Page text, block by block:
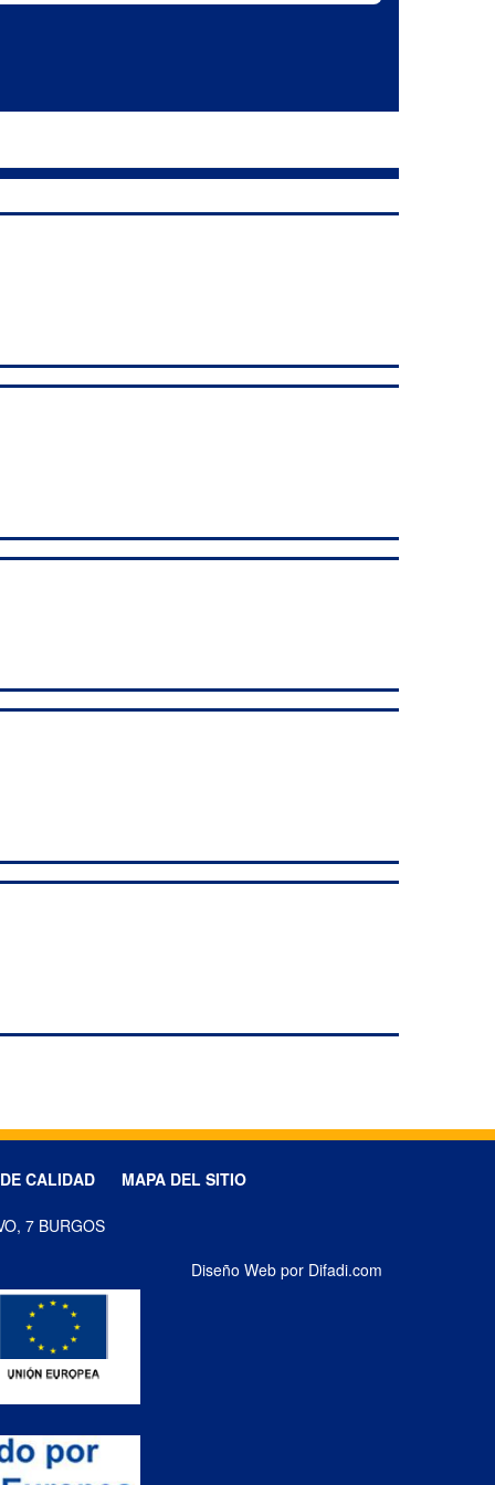
CALIDAD MAPA DEL SITIO
Diseño Web por Difadi.com
7 BURGOS